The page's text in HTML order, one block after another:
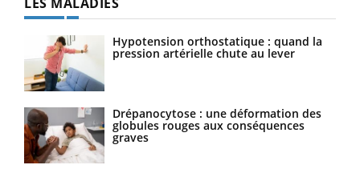
Hypotension orthostatique : quand la
pression artérielle chute au lever
Drépanocytose : une déformation des
globules rouges aux conséquences
graves